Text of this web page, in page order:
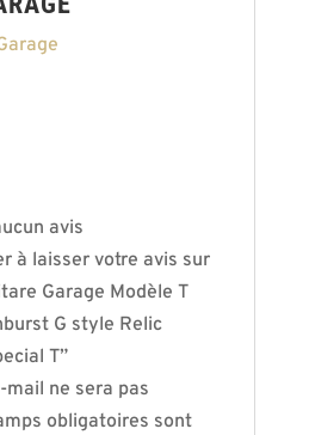
avis
à laisser votre avis sur
Garage Modèle T
G style Relic
T”
mail ne sera pas
obligatoires sont